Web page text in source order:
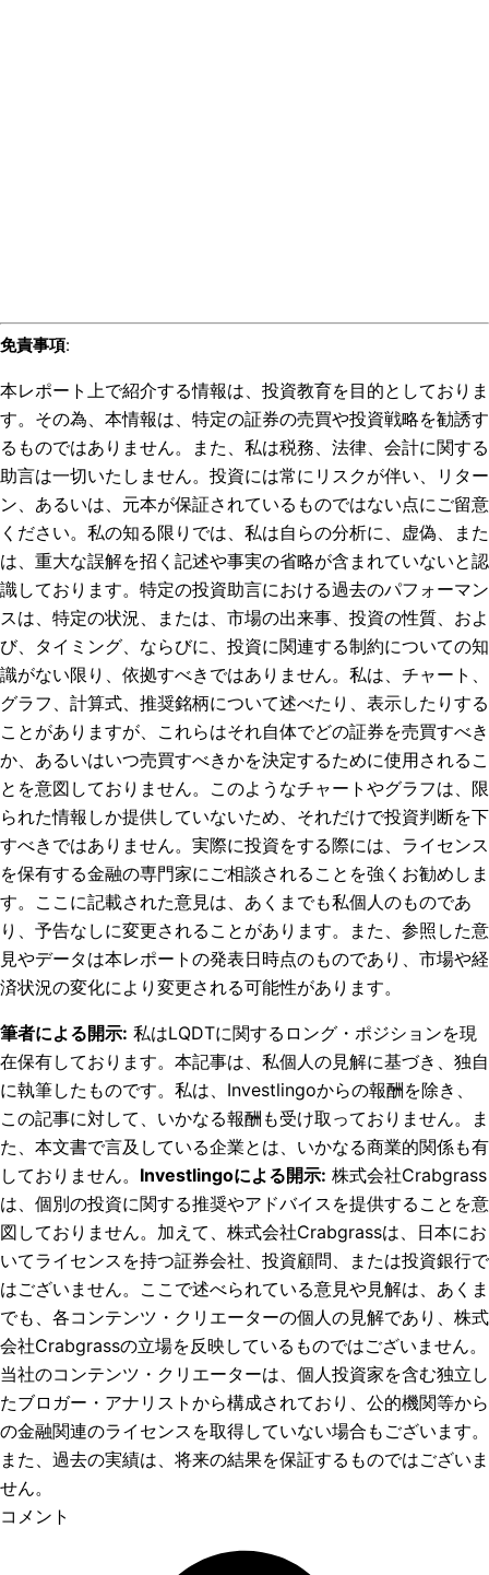
免責事項:
本レポート上で紹介する情報は、投資教育を目的としておりま
す。その為、本情報は、特定の証券の売買や投資戦略を勧誘す
るものではありません。また、私は税務、法律、会計に関する
助言は一切いたしません。投資には常にリスクが伴い、リター
ン、あるいは、元本が保証されているものではない点にご留意
ください。私の知る限りでは、私は自らの分析に、虚偽、また
は、重大な誤解を招く記述や事実の省略が含まれていないと認
識しております。特定の投資助言における過去のパフォーマン
スは、特定の状況、または、市場の出来事、投資の性質、およ
び、タイミング、ならびに、投資に関連する制約についての知
識がない限り、依拠すべきではありません。私は、チャート、
グラフ、計算式、推奨銘柄について述べたり、表示したりする
ことがありますが、これらはそれ自体でどの証券を売買すべき
か、あるいはいつ売買すべきかを決定するために使用されるこ
とを意図しておりません。このようなチャートやグラフは、限
られた情報しか提供していないため、それだけで投資判断を下
すべきではありません。実際に投資をする際には、ライセンス
を保有する金融の専門家にご相談されることを強くお勧めしま
す。ここに記載された意見は、あくまでも私個人のものであ
り、予告なしに変更されることがあります。また、参照した意
見やデータは本レポートの発表日時点のものであり、市場や経
済状況の変化により変更される可能性があります。
筆者による開示: 私はLQDTに関するロング・ポジションを現
在保有しております。 本記事は、私個人の見解に基づき、独自
に執筆したものです。私は、Investlingoからの報酬を除き、
この記事に対して、いかなる報酬も受け取っておりません。ま
た、本文書で言及している企業とは、いかなる商業的関係も有
しておりません。 Investlingoによる開示: 株式会社Crabgrass
は、個別の投資に関する推奨やアドバイスを提供することを意
図しておりません。加えて、株式会社Crabgrassは、日本にお
いてライセンスを持つ証券会社、投資顧問、または投資銀行で
はございません。ここで述べられている意見や見解は、あくま
でも、各コンテンツ・クリエーターの個人の見解であり、株式
会社Crabgrassの立場を反映しているものではございません。
当社のコンテンツ・クリエーターは、個人投資家を含む独立し
たブロガー・アナリストから構成されており、公的機関等から
の金融関連のライセンスを取得していない場合もございます。
また、過去の実績は、将来の結果を保証するものではございま
せん。
コメント